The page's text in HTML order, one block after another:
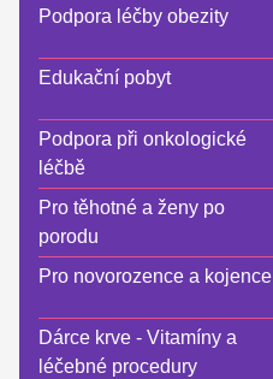
Podpora léčby obezity
Edukační pobyt
Podpora při onkologické
léčbě
Pro těhotné a ženy po
porodu
Pro novorozence a kojence
Dárce krve - Vitamíny a
léčebné procedury